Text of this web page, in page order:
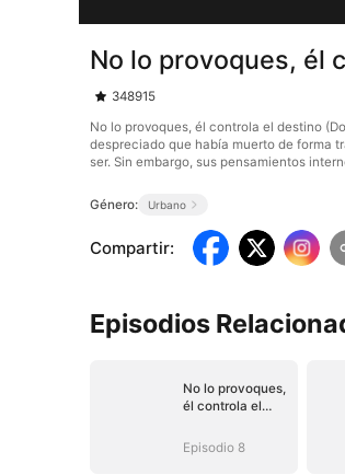
No lo provoques, él
348915
No lo provoques, él controla el destino
despreciado que había muerto de forma
ser. Sin embargo, sus pensamientos
Género: Urbano
Compartir:
Episodios
No lo provoques,
él controla el
Episodio 8